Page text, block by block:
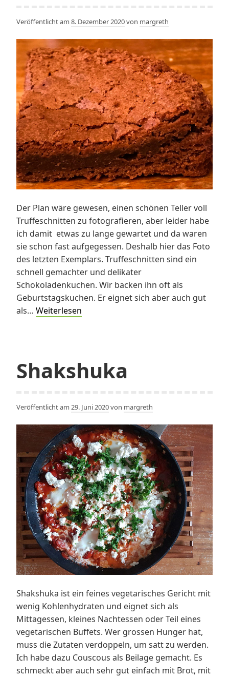
Veröffentlicht am 8. Dezember 2020von margreth
Der Plan wäre gewesen, einen schönen Teller voll
Truffeschnitten zu fotografieren, aber leider habe
ich damit etwas zu lange gewartet und da waren
sie schon fast aufgegessen. Deshalb hier das Foto
des letzten Exemplars. Truffeschnitten sind ein
schnell gemachter und delikater
Schokoladenkuchen. Wir backen ihn oft als
Geburtstagskuchen. Er eignet sich aber auch gut
als… Weiterlesen
Shakshuka
Veröffentlicht am 29. Juni 2020von margreth
Shakshuka ist ein feines vegetarisches Gericht mit
wenig Kohlenhydraten und eignet sich als
Mittagessen, kleines Nachtessen oder Teil eines
vegetarischen Buffets. Wer grossen Hunger hat,
muss die Zutaten verdoppeln, um satt zu werden.
Ich habe dazu Couscous als Beilage gemacht. Es
schmeckt aber auch sehr gut einfach mit Brot, mit